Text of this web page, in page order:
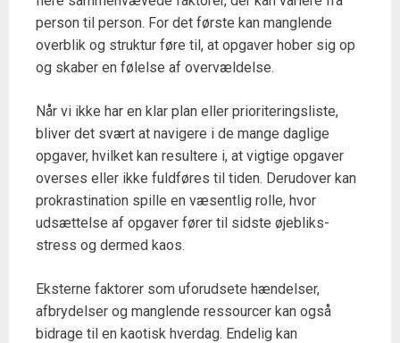
person til person. For det første kan manglende
overblik og struktur føre til, at opgaver hober sig op
og skaber en følelse af overvældelse.
Når vi ikke har en klar plan eller prioriteringsliste,
bliver det svært at navigere i de mange daglige
opgaver, hvilket kan resultere i, at vigtige opgaver
overses eller ikke fuldføres til tiden. Derudover kan
prokrastination spille en væsentlig rolle, hvor
udsættelse af opgaver fører til sidste øjebliks-
stress og dermed kaos.
Eksterne faktorer som uforudsete hændelser,
afbrydelser og manglende ressourcer kan også
bidrage til en kaotisk hverdag. Endelig kan